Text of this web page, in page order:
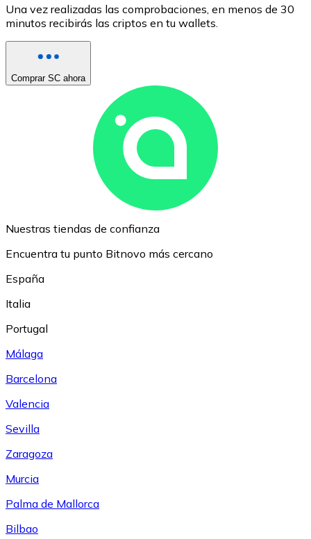
Una vez realizadas las comprobaciones, en menos de 30
minutos recibirás las criptos en tu wallets.
Comprar SC ahora
Nuestras tiendas de confianza
Encuentra tu punto Bitnovo más cercano
España
Italia
Portugal
Málaga
Barcelona
Valencia
Sevilla
Zaragoza
Murcia
Palma de Mallorca
Bilbao